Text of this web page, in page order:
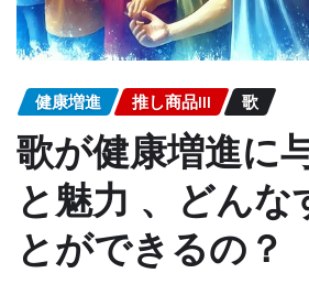
健康増進 推し商品III 歌
歌が健康増進に
と魅力 、どんな
とができるの？